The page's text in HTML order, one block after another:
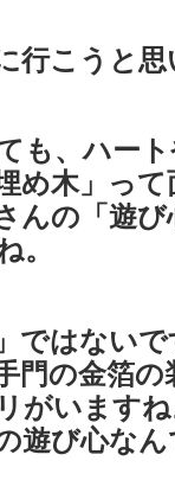
行こうと
も、ハー
め木」っ
んの「遊び
。
ではない
門の金箔の
がいます
遊び心なん